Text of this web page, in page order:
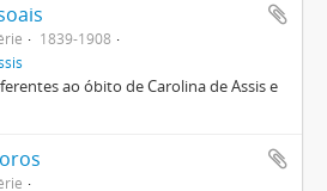
1839-1908
ao óbito de Carolina de Assis e